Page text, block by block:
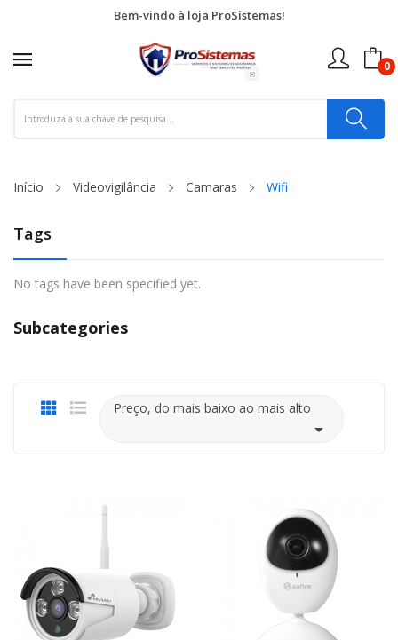
Bem-vindo à loja ProSistemas!
0
Início Videovigilância Camaras Wifi
Tags
No tags have been specified yet.
Subcategories
Preço, do mais baixo ao mais alto
